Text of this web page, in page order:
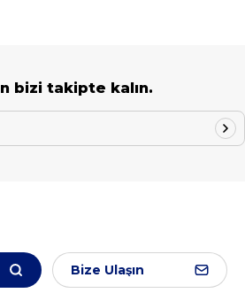
bizi takipte kalın.
Bize Ulaşın